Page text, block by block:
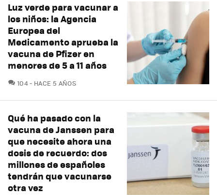
Luz verde para vacunar a
los niños: la Agencia
Europea del
Medicamento aprueba la
vacuna de Pfizer en
menores de 5 a 11 años
104COMENTARIOS
HACE 5 AÑOS
Qué ha pasado con la
vacuna de Janssen para
que necesite ahora una
dosis de recuerdo: dos
millones de españoles
tendrán que vacunarse
otra vez